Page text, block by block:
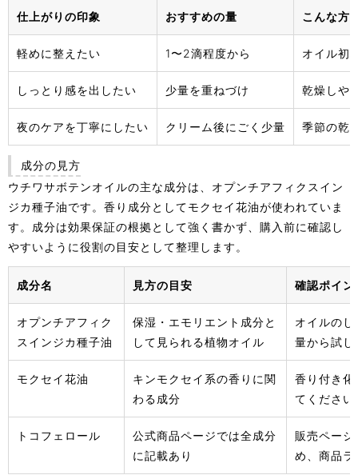
仕上がりの印象 おすすめの量 こんな方
軽めに整えたい 1〜2滴程度から オイル初
しっとり感を出したい 少量を重ねづけ 乾燥しや
夜のケアを丁寧にしたい クリーム後にごく少量 季節の乾
成分の見方
ウチワサボテンオイルの主な成分は、オプンチアフィクスイン
ジカ種子油です。香り成分としてモクセイ花油が使われていま
す。成分は効果保証の根拠として強く書かず、購入前に確認し
やすいように役割の目安として整理します。
成分名 見方の目安 確認ポイン
オプンチアフィク
スインジカ種子油
保湿・エモリエント成分と
して見られる植物オイル
オイルの
量から試
モクセイ花油
キンモクセイ系の香りに関
わる成分
香り付き
てください
トコフェロール
公式商品ページでは全成分
に記載あり
販売ペー
め、商品